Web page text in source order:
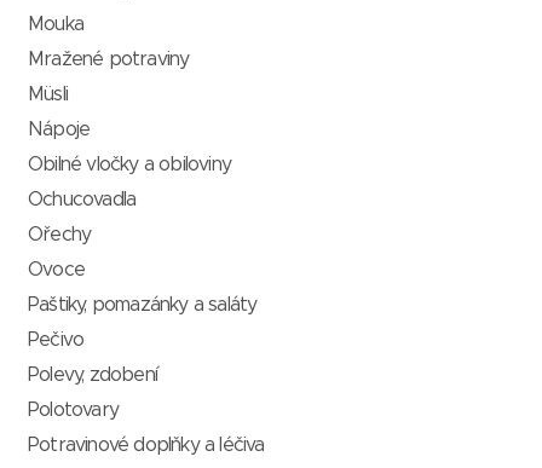
Mouka
Mražené potraviny
Müsli
Nápoje
Obilné vločky a obiloviny
Ochucovadla
Ořechy
Ovoce
Paštiky, pomazánky a saláty
Pečivo
Polevy, zdobení
Polotovary
Potravinové doplňky a léčiva